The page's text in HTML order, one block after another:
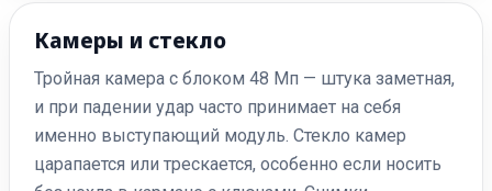
Камеры и стекло
Тройная камера с блоком 48 Мп — штука заметная,
и при падении удар часто принимает на себя
именно выступающий модуль. Стекло камер
царапается или трескается, особенно если носить